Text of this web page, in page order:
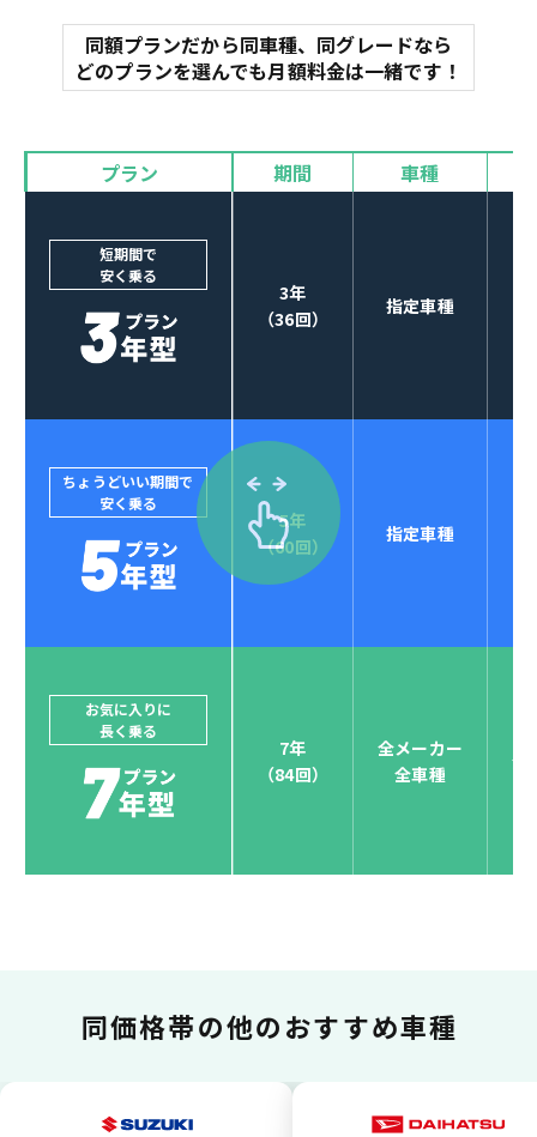
オイル交換 諸費用
マット
バイザー
3
オプションも選べる！
POINT
4
セブンマックスなら
クレジットカード払い可能
ジョイカルジャパンでは、カーリース決済を国際5大カ
他にはないサービスがクレジットカード決済、賢くポ
イント運用も！
ポイント還元
同額プランだから同車種、同グレードなら
どのプランを選んでも月額料金は一緒です！
プラン 期間 車種
短期間で
安く乗る
3年
（36回）
指定車種
ちょうどいい期間で
安く乗る
5年
（60回）
指定車種
お気に入りに
長く乗る
7年
（84回）
全メーカー
全車種
全
同価格帯の他のおすすめ車種